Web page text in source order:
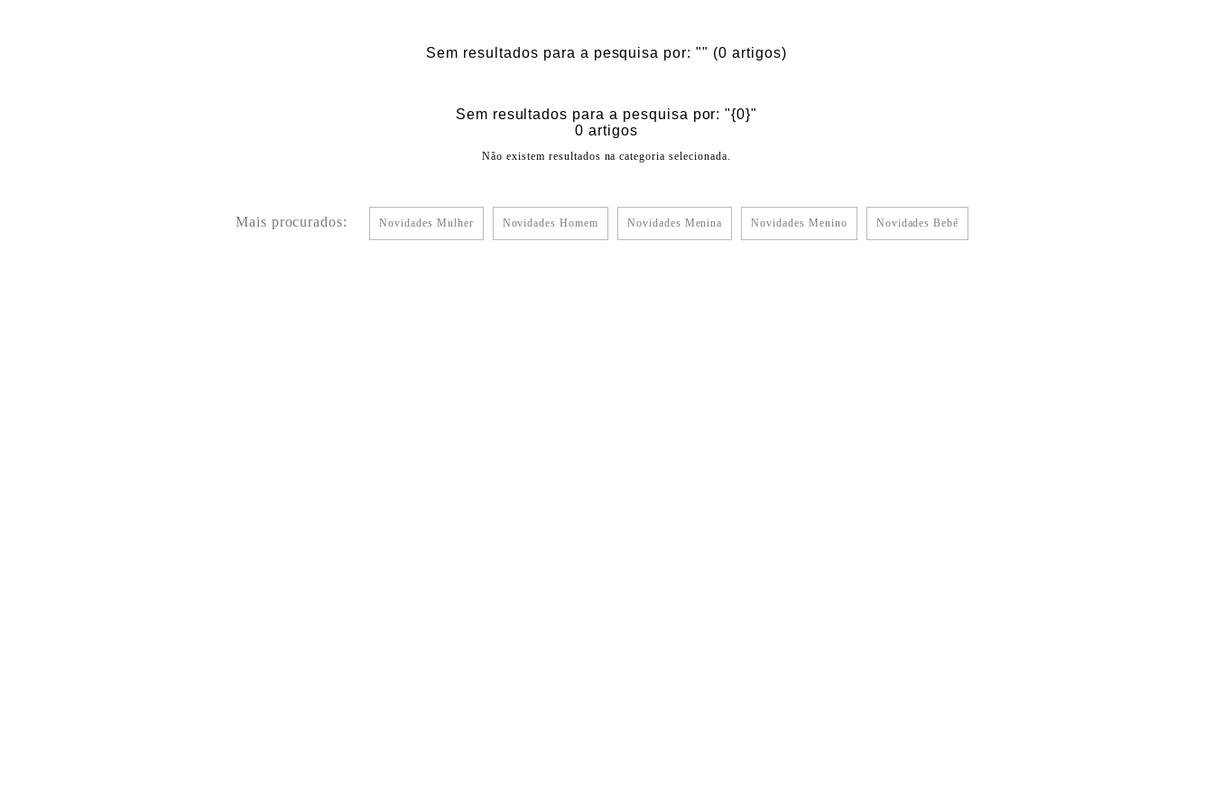
Sem resultados para a pesquisa por: "" (0 artigos)
Sem resultados para a pesquisa por: "{0}"
0 artigos
Não existem resultados na categoria selecionada.
Mais procurados: Novidades Mulher Novidades Homem Novidades Menina Novidades Menino Novidades Bebé